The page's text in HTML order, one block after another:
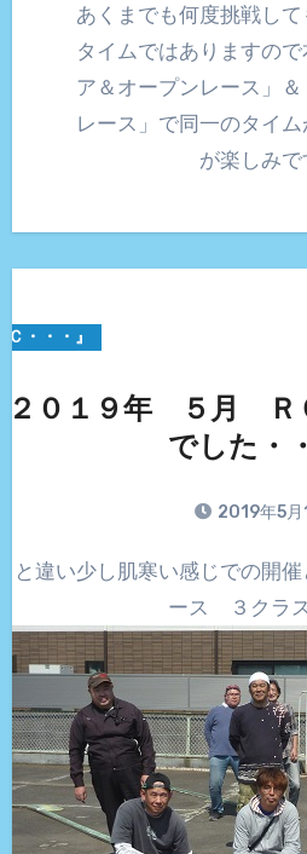
あくまでも何度挑戦し
タイムではありますの
ア＆オープンレース」
レース」で同一のタイ
が楽しみで
Ｃ・・・』
２０１９年 ５月 Ｒ
でした・
2019年5月
ース ３クラス